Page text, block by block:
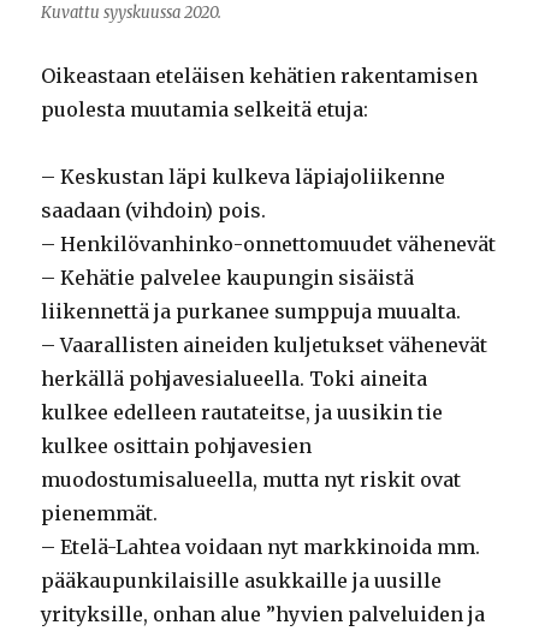
Kuvattu syyskuussa 2020.
Oikeastaan eteläisen kehätien rakentamisen
puolesta muutamia selkeitä etuja:
– Keskustan läpi kulkeva läpiajoliikenne
saadaan (vihdoin) pois.
– Henkilövanhinko-onnettomuudet vähenevät
– Kehätie palvelee kaupungin sisäistä
liikennettä ja purkanee sumppuja muualta.
– Vaarallisten aineiden kuljetukset vähenevät
herkällä pohjavesialueella. Toki aineita
kulkee edelleen rautateitse, ja uusikin tie
kulkee osittain pohjavesien
muodostumisalueella, mutta nyt riskit ovat
pienemmät.
– Etelä-Lahtea voidaan nyt markkinoida mm.
pääkaupunkilaisille asukkaille ja uusille
yrityksille, onhan alue ”hyvien palveluiden ja